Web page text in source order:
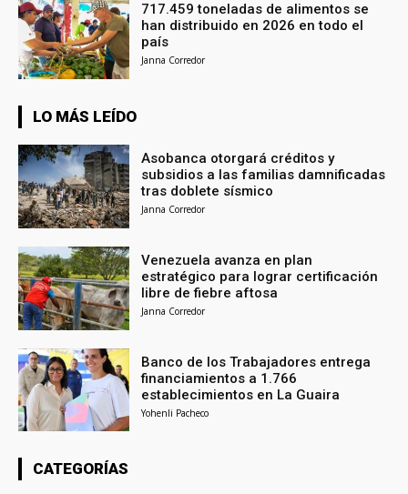
717.459 toneladas de alimentos se
han distribuido en 2026 en todo el
país
Janna Corredor
LO MÁS LEÍDO
Asobanca otorgará créditos y
subsidios a las familias damnificadas
tras doblete sísmico
Janna Corredor
Venezuela avanza en plan
estratégico para lograr certificación
libre de fiebre aftosa
Janna Corredor
Banco de los Trabajadores entrega
financiamientos a 1.766
establecimientos en La Guaira
Yohenli Pacheco
CATEGORÍAS